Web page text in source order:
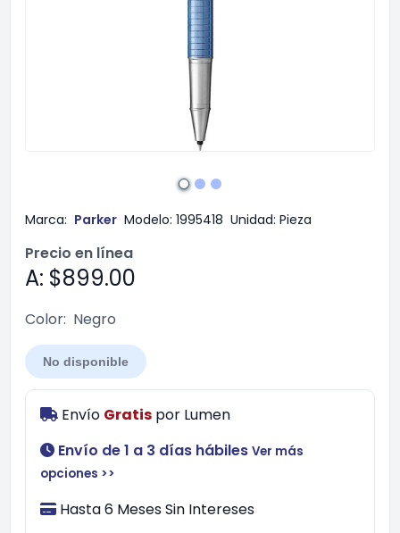
Marca: Parker Modelo: 1995418 Unidad: Pieza
Precio en línea
A: $899.00
Color: Negro
No disponible
Envío Gratis por Lumen
Envío de 1 a 3 días hábiles Ver más
opciones >>
Hasta 6 Meses Sin Intereses